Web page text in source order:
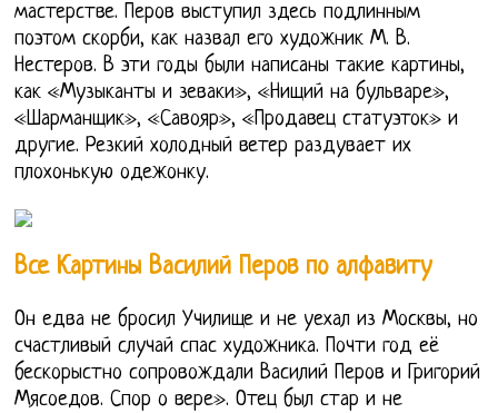
мастерстве. Перов выступил здесь подлинным
поэтом скорби, как назвал его художник М. В.
Нестеров. В эти годы были написаны такие картины,
как «Музыканты и зеваки», «Нищий на бульваре»,
«Шарманщик», «Савояр», «Продавец статуэток» и
другие. Резкий холодный ветер раздувает их
плохонькую одежонку.
Все Картины Василий Перов по алфавиту
Он едва не бросил Училище и не уехал из Москвы, но
счастливый случай спас художника. Почти год её
бескорыстно сопровождали Василий Перов и Григорий
Мясоедов. Спор о вере». Отец был стар и не